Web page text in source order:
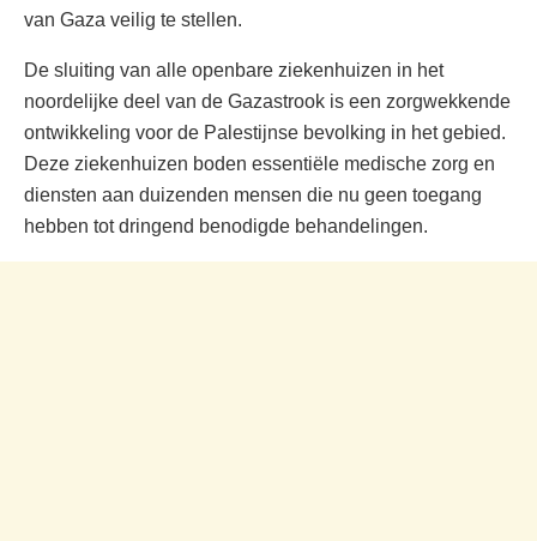
van Gaza veilig te stellen.
De sluiting van alle openbare ziekenhuizen in het
noordelijke deel van de Gazastrook is een zorgwekkende
ontwikkeling voor de Palestijnse bevolking in het gebied.
Deze ziekenhuizen boden essentiële medische zorg en
diensten aan duizenden mensen die nu geen toegang
hebben tot dringend benodigde behandelingen.